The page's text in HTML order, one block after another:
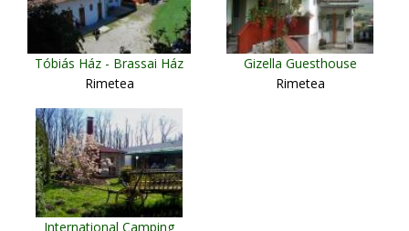
Tóbiás Ház - Brassai Ház
Rimetea
Gizella Guesthouse
Rimetea
International Camping